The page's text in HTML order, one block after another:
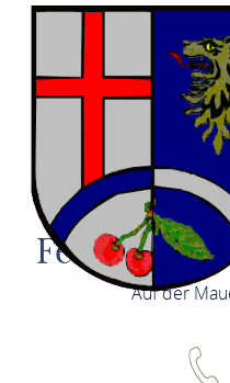
Auf der